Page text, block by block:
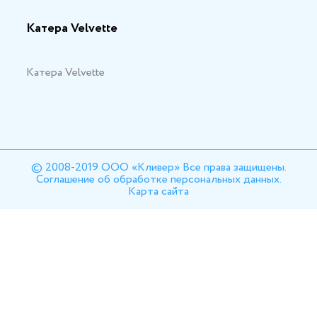
Катера Velvette
Катера Velvette
© 2008-2019 ООО «Кливер» Все права защищены.
Соглашение об обработке персональных данных.
Карта сайта